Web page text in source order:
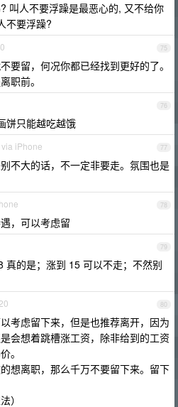
叫人不要浮躁是最恶心的, 又不给你
不要浮躁?
75
要留，何况你都已经找到更好的了。
职前。
76
饼只能越吃越饿
77
iPhone
不大的话，不一定非要走。氛围也是
78
，可以考虑留
79
真的是；涨到 15 可以不走；不然别
80
考虑留下来，但是也推荐离开，因为
会想着跳槽涨工资，除非给到的工资
。
想离职，那么千万不要留下来。留下
）